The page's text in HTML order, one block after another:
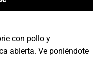
con pollo y
abierta. Ve poniéndote